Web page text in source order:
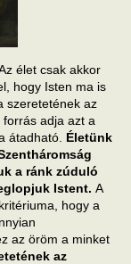
élet csak akkor
hogy Isten ma is
szeretetének az
adja azt a
átadható. Életünk
a ránk zúduló
Istent. A
hogy a
az öröm a minket
az